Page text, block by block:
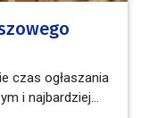
czas ogłaszania
i najbardziej…